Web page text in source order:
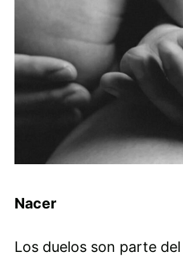
Nacer
Los duelos son parte